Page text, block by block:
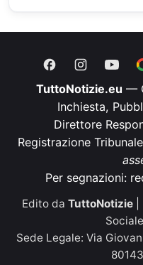
TuttoNotizie.eu —
Inchiesta,
Direttore
Registrazione
Per segnazioni:
Edito da TuttoNotizie
Sede Legale: Via